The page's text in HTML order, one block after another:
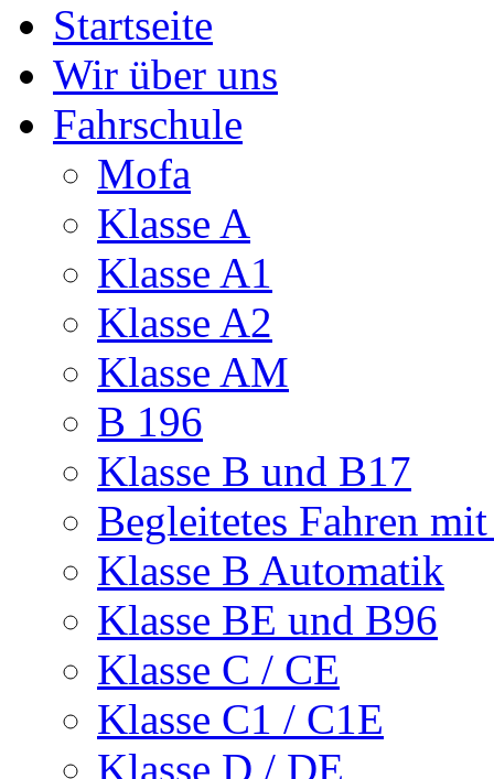
Startseite
Wir über uns
Fahrschule
Mofa
Klasse A
Klasse A1
Klasse A2
Klasse AM
B 196
Klasse B und B17
Begleitetes Fahren
Klasse B Automatik
Klasse BE und B96
Klasse C / CE
Klasse C1 / C1E
Klasse D / DE